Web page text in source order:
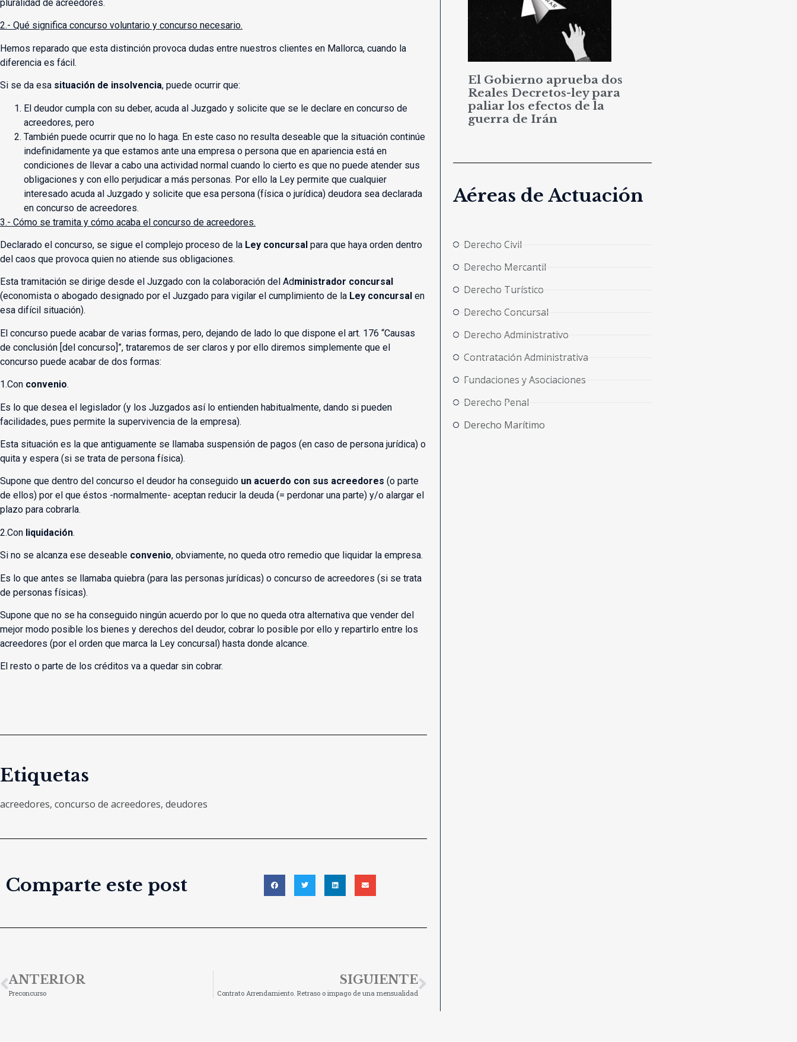
pluralidad de acreedores.
2.- Qué significa concurso voluntario y concurso necesario.
Hemos reparado que esta distinción provoca dudas entre nuestros clientes en Mallorca, cuando la
diferencia es fácil.
Si se da esa situación de insolvencia, puede ocurrir que:
El deudor cumpla con su deber, acuda al Juzgado y solicite que se le declare en concurso de
acreedores, pero
También puede ocurrir que no lo haga. En este caso no resulta deseable que la situación continúe
indefinidamente ya que estamos ante una empresa o persona que en apariencia está en
condiciones de llevar a cabo una actividad normal cuando lo cierto es que no puede atender sus
obligaciones y con ello perjudicar a más personas. Por ello la Ley permite que cualquier
interesado acuda al Juzgado y solicite que esa persona (física o jurídica) deudora sea declarada
en concurso de acreedores.
3.- Cómo se tramita y cómo acaba el concurso de acreedores.
Declarado el concurso, se sigue el complejo proceso de la Ley concursal para que haya orden dentro
del caos que provoca quien no atiende sus obligaciones.
Esta tramitación se dirige desde el Juzgado con la colaboración del Administrador concursal
(economista o abogado designado por el Juzgado para vigilar el cumplimiento de la Ley concursal en
esa difícil situación).
El concurso puede acabar de varias formas, pero, dejando de lado lo que dispone el art. 176 “Causas
de conclusión [del concurso]”, trataremos de ser claros y por ello diremos simplemente que el
concurso puede acabar de dos formas:
1.Con convenio.
Es lo que desea el legislador (y los Juzgados así lo entienden habitualmente, dando si pueden
facilidades, pues permite la supervivencia de la empresa).
Esta situación es la que antiguamente se llamaba suspensión de pagos (en caso de persona jurídica) o
quita y espera (si se trata de persona física).
Supone que dentro del concurso el deudor ha conseguido un acuerdo con sus acreedores (o parte
de ellos) por el que éstos -normalmente- aceptan reducir la deuda (= perdonar una parte) y/o alargar el
plazo para cobrarla.
2.Con liquidación.
Si no se alcanza ese deseable convenio, obviamente, no queda otro remedio que liquidar la empresa.
Es lo que antes se llamaba quiebra (para las personas jurídicas) o concurso de acreedores (si se trata
de personas físicas).
Supone que no se ha conseguido ningún acuerdo por lo que no queda otra alternativa que vender del
mejor modo posible los bienes y derechos del deudor, cobrar lo posible por ello y repartirlo entre los
acreedores (por el orden que marca la Ley concursal) hasta donde alcance.
El resto o parte de los créditos va a quedar sin cobrar.
Etiquetas
acreedores, concurso de acreedores, deudores
Comparte este post
ANTERIOR
Preconcurso
SIGUIENTE
Contrato Arrendamiento. Retraso o impago de una mensualidad
El Gobierno aprueba dos
Reales Decretos-ley para
paliar los efectos de la
guerra de Irán
Aéreas de Actuación
Derecho Civil
Derecho Mercantil
Derecho Turístico
Derecho Concursal
Derecho Administrativo
Contratación Administrativa
Fundaciones y Asociaciones
Derecho Penal
Derecho Marítimo